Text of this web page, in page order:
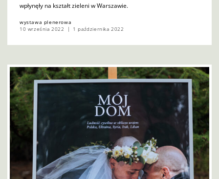
wpłynęły na kształt zieleni w Warszawie.
wystawa plenerowa
10 września 2022
1 października 2022